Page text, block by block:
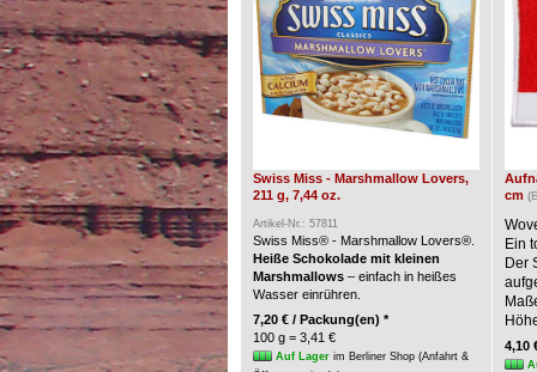
Swiss Miss - Marshmallow Lovers,
211 g, 7,44 oz.
Artikel-Nr.: 57811
Swiss Miss® - Marshmallow Lovers®.
Heiße Schokolade mit kleinen
Marshmallows– einfach in heißes
Wasser einrühren.
7,20 € / Packung(en) *
100 g = 3,41 €
Auf Lagerim Berliner Shop (Anfahrt &
cm
Ein
Der
4,10